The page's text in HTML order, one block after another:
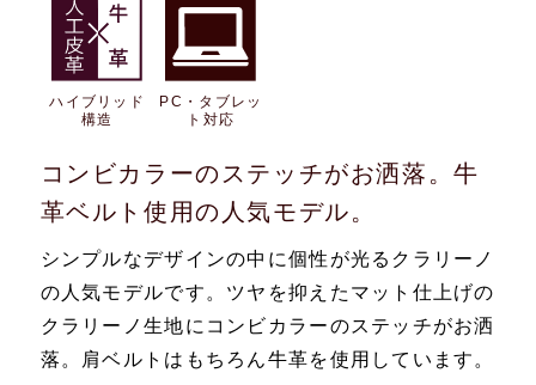
ハイブリッド
構造
PC・タブレッ
ト対応
コンビカラーのステッチがお洒落。牛
革ベルト使用の人気モデル。
シンプルなデザインの中に個性が光るクラリーノ
の人気モデルです。ツヤを抑えたマット仕上げの
クラリーノ生地にコンビカラーのステッチがお洒
落。肩ベルトはもちろん牛革を使用しています。